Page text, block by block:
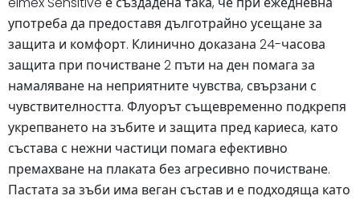
употреба да предоставя дълготрайно усещане за
защита и комфорт. Клинично доказана 24-часова
защита при почистване 2 пъти на ден помага за
намаляване на неприятните чувства, свързани с
чувствителността. Флуорът същевременно подкрепя
укрепването на зъбите и защита пред кариеса, като
състава с нежни частици помага ефективно
премахване на плаката без агресивно почистване.
Пастата за зъби има веган състав и е подходяща като